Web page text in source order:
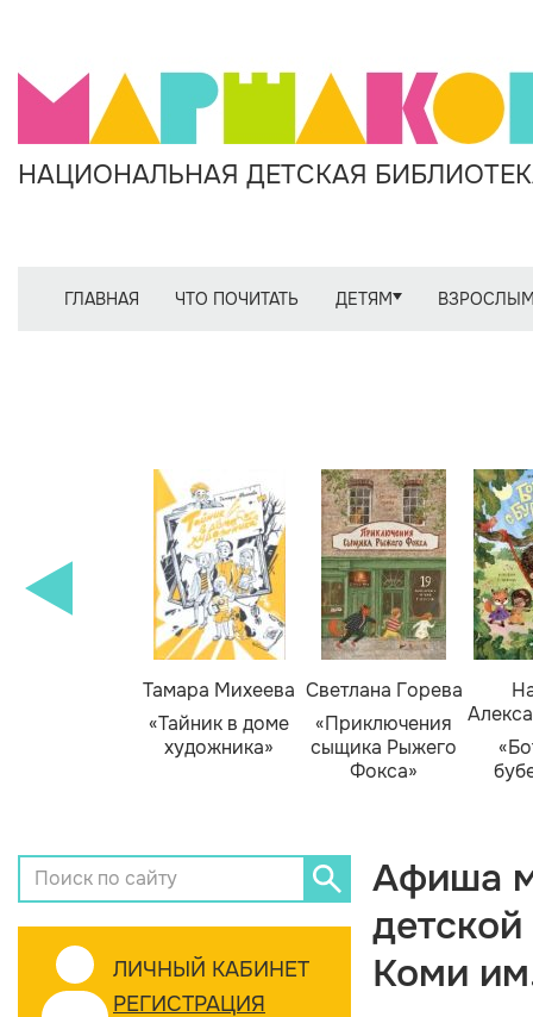
НАЦИОНАЛЬНАЯ ДЕТСКАЯ
ГЛАВНАЯ ЧТО ПОЧИТАТЬ ДЕТЯМ
Тамара Михеева
«Тайник в доме
художника»
Светлана Горева
«Приключения
сыщика Рыжего
Фокса»
ЛИЧНЫЙ КАБИНЕТ
РЕГИСТРАЦИЯ
Афиша
Коми